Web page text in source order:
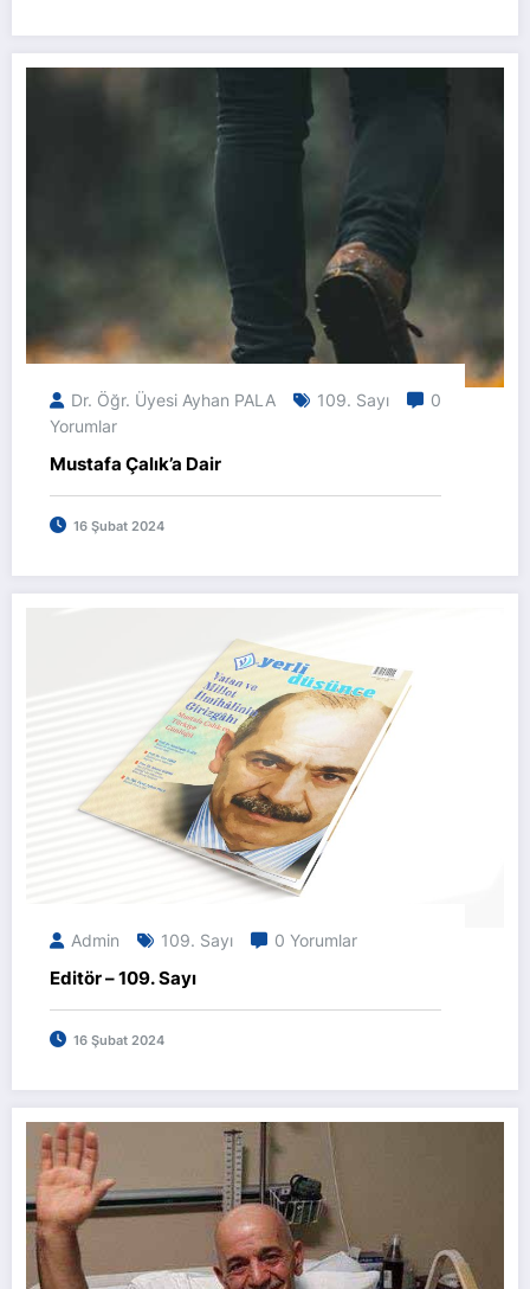
Dr. Öğr. Üyesi Ayhan PALA 109. Sayı
0
Yorumlar
Mustafa Çalık’a Dair
16 Şubat 2024
Admin 109. Sayı 0 Yorumlar
Editör – 109. Sayı
16 Şubat 2024